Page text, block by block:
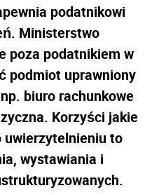
podatnikowi
Ministerstwo
poza podatnikiem w
podmiot uprawniony
biuro rachunkowe
Korzyści jakie
to
wystawiania i